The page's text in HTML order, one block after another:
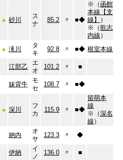
● 砂川
ス
ナ
85.2 〃 ■◆
※（函館
本線【支
線】
）
※（歌志
内線 ）
● 滝川
タ
キ
92.8 〃 ■◆ 根室本線
江部乙
エ
オ
101.2 〃 ■
妹背牛
モ
セ
108.7 〃 ■◆
● 深川
フ
カ
115.9 〃 ■◆
留萌本
線
※（深名
線 ）
納内
オ
サ
123.3 〃 ◆
伊納
イ
ノ
136.0 〃 ■